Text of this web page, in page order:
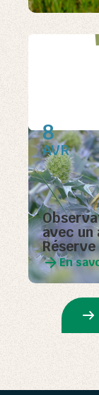
avec un
Réserve
En
8
AVR